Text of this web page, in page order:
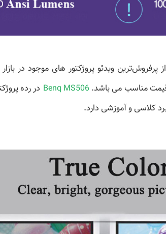
پرفروش‌ترین ویدئو پروژکتور های موجود در
قیمت مناسب می باشد.Benq MS506 در رده
کلاسی و آموزشی دارد.